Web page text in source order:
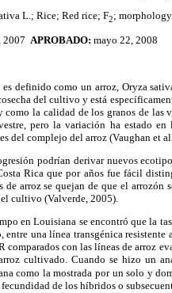
L.; Rice; Red rice; F2;
APROBADO: mayo 22, 2008
definido como un arroz, Oryza
del cultivo y está
como la calidad de los granos de
pero la variación ha estado
del complejo del arroz (Vaughan et
podrían derivar nuevos
Rica que por años fue fácil
de arroz se quejan de que el
cultivo (Valverde, 2005).
en Louisiana se encontró que la
entre una línea transgénica
comparados con las líneas de arroz
cultivado. Cuando se hizo un
como la mostrada por un solo y
de los híbridos o